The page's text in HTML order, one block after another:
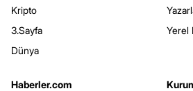
Kripto
3.Sayfa
Dünya
Yerel
Haberler.com